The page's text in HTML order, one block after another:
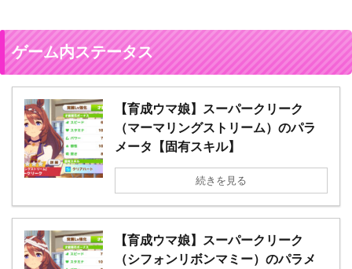
ゲーム内ステータス
【育成ウマ娘】スーパークリーク
（マーマリングストリーム）のパラ
メータ【固有スキル】
続きを見る
【育成ウマ娘】スーパークリーク
（シフォンリボンマミー）のパラメ